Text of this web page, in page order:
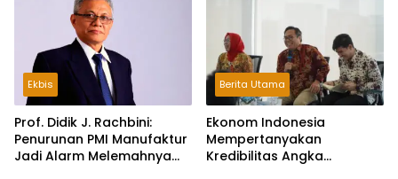
Ekbis
Prof. Didik J. Rachbini:
Penurunan PMI Manufaktur
Jadi Alarm Melemahnya
Berita Utama
Ekonom Indonesia
Mempertanyakan
Kredibilitas Angka